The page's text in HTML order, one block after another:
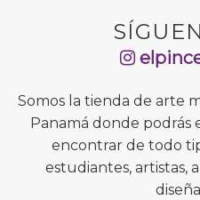
Somos la tienda de arte
Panamá donde podrás
encontrar de todo
estudiantes, artistas,